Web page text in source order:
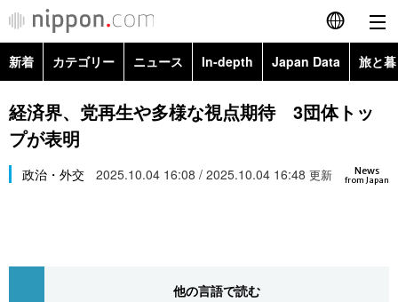
English
简体字
カテゴリー
経済・ビジネス
トップ
In-depth
新着 カテゴリー ニュース In-depth Japan Data 旅と
政治・外交
経済・ビジネス
Topics
経済界、党再生や多様な視点期待 3団体トッ
プが表明
News
from Japan
政治・外交 2025.10.04 16:08 / 2025.10.04 16:48 更新
他の言語で読む